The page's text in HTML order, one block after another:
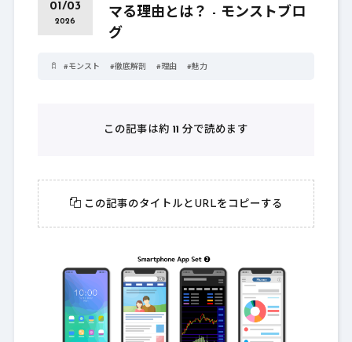
01/03
2026
マる理由とは？ - モンストブロ
グ
#モンスト #徹底解剖 #理由 #魅力
この記事は約 11 分で読めます
この記事のタイトルとURLをコピーする